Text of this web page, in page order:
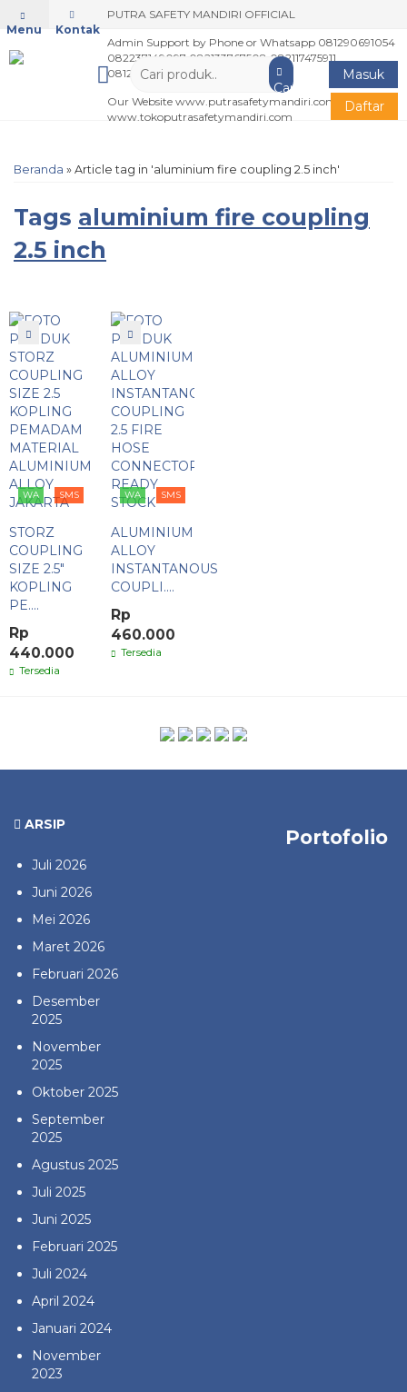
Menu Kontak
PUTRA SAFETY MANDIRI OFFICIAL
Admin Support by Phone or Whatsapp 081290691054
082237149097 082133767508 082117475911
081237364201
Our Website www.putrasafetymandiri.com
www.tokoputrasafetymandiri.com
Cari
Masuk
Daftar
Beranda » Article tag in 'aluminium fire coupling 2.5 inch'
Tags aluminium fire coupling
2.5 inch
WA SMS
STORZ
COUPLING
SIZE 2.5"
KOPLING
PE....
Rp
440.000
Tersedia
WA SMS
ALUMINIUM
ALLOY
INSTANTANOUS
COUPLI....
Rp
460.000
Tersedia
ARSIP
Juli 2026
Juni 2026
Mei 2026
Maret 2026
Februari 2026
Desember
2025
November
2025
Oktober 2025
September
2025
Agustus 2025
Juli 2025
Juni 2025
Februari 2025
Juli 2024
April 2024
Januari 2024
November
2023
Portofolio